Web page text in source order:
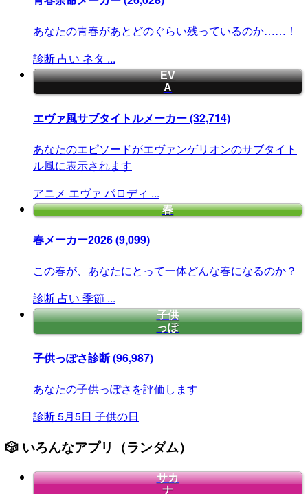
あなたの青春があとどのぐらい残っているのか……！
診断 占い ネタ ...
EV
A
エヴァ風サブタイトルメーカー(32,714)
あなたのエピソードがエヴァンゲリオンのサブタイト
ル風に表示されます
アニメ エヴァ パロディ ...
春
春メーカー2026(9,099)
この春が、あなたにとって一体どんな春になるのか？
診断 占い 季節 ...
子供
っぽ
子供っぽさ診断(96,987)
あなたの子供っぽさを評価します
診断5月5日 子供の日
🎲 いろんなアプリ（ランダム）
サカ
ナ